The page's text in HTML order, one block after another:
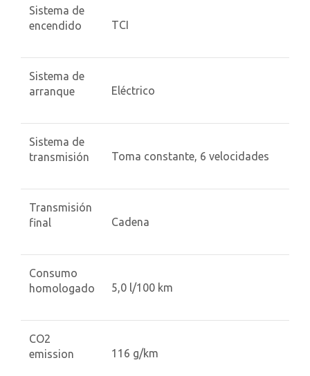
Sistema de
encendido
TCI
Sistema de
arranque
Eléctrico
Sistema de
transmisión
Toma constante, 6 velocidades
Transmisión
final
Cadena
Consumo
homologado
5,0 l/100 km
CO2
emission
116 g/km